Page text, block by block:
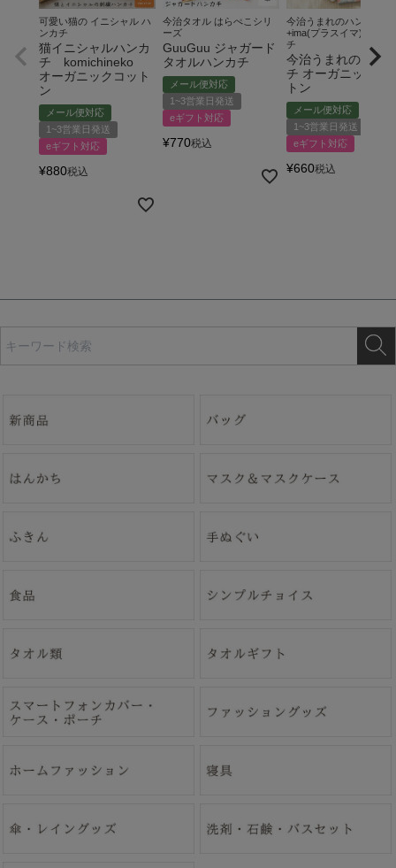
可愛い猫の イニシャル ハ
ンカチ
猫イニシャルハンカ
チ komichineko
オーガニックコット
ン
メール便対応
1~3営業日発送
eギフト対応
¥880税込
今治タオル はらぺこシリ
ーズ
GuuGuu ジャガード
タオルハンカチ
メール便対応
1~3営業日発送
eギフト対応
¥770税込
今治うまれのハンカチ
+ima(プラスイマ) ハンカ
チ
今治うまれのハン
チ オーガニックコ
トン
メール便対応
1~3営業日発送
eギフト対応
¥660税込